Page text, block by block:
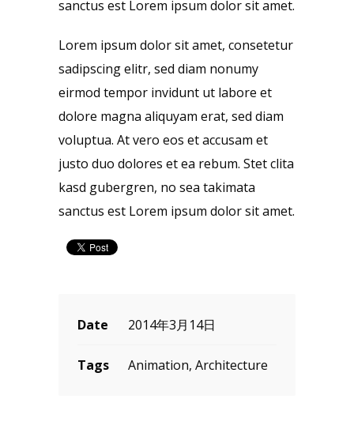
sanctus est Lorem ipsum dolor sit amet.
Lorem ipsum dolor sit amet, consetetur
sadipscing elitr, sed diam nonumy
eirmod tempor invidunt ut labore et
dolore magna aliquyam erat, sed diam
voluptua. At vero eos et accusam et
justo duo dolores et ea rebum. Stet clita
kasd gubergren, no sea takimata
sanctus est Lorem ipsum dolor sit amet.
Date 2014年3月14日
Tags Animation, Architecture